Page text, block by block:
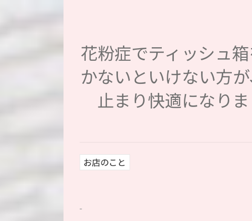
花粉症でティッシュ
かないといけない方
止まり快適になり
お店のこと